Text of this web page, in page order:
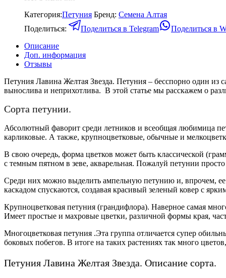
Категория:Петуния Бренд: Семена Алтая
Поделиться:
Поделиться в Telegram
Поделиться в
Описание
Доп. информация
Отзывы
Петуния Лавина Желтая Звезда. Петуния – бесспорно один из
вынослива и неприхотлива. В этой статье мы расскажем о
Сорта петунии.
Абсолютный фаворит среди летников и всеобщая любимица
карликовые. А также, крупноцветковые, обычные и
В свою очередь, форма цветков может быть классической
с темным пятном в зеве, акварельная. Пожалуй петунии
Среди них можно выделить ампельную петунию и, впрочем, ее
каскадом спускаются, создавая красивый зеленый ковер с
Крупноцветковая петуния (грандифлора). Наверное самая
Имеет простые и махровые цветки, различной формы края,
Многоцветковая петуния .Эта группа отличается супер
боковых побегов. В итоге на таких растениях так много
Петуния Лавина Желтая Звезда. Описание сорта.